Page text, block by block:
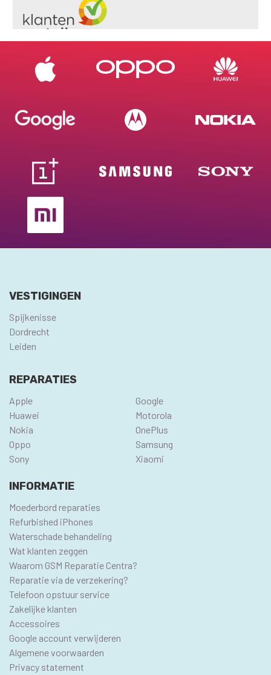
VESTIGINGEN
Spijkenisse
Dordrecht
Leiden
REPARATIES
Apple
Google
Huawei
Motorola
Nokia
OnePlus
Oppo
Samsung
Sony
Xiaomi
INFORMATIE
Moederbord reparaties
Refurbished iPhones
Waterschade behandeling
Wat klanten zeggen
Waarom GSM Reparatie Centra?
Reparatie via de verzekering?
Telefoon opstuur service
Zakelijke klanten
Accessoires
Google account verwijderen
Algemene voorwaarden
Privacy statement